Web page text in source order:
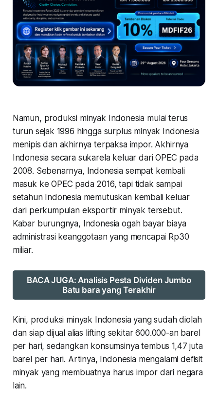
Namun, produksi minyak Indonesia mulai terus
turun sejak 1996 hingga surplus minyak Indonesia
menipis dan akhirnya terpaksa impor. Akhirnya
Indonesia secara sukarela keluar dari OPEC pada
2008. Sebenarnya, Indonesia sempat kembali
masuk ke OPEC pada 2016, tapi tidak sampai
setahun Indonesia memutuskan kembali keluar
dari perkumpulan eksportir minyak tersebut.
Kabar burungnya, Indonesia ogah bayar biaya
administrasi keanggotaan yang mencapai Rp30
miliar.
BACA JUGA: Analisis Pesta Dividen Jumbo
Batu bara yang Terakhir
Kini, produksi minyak Indonesia yang sudah diolah
dan siap dijual alias lifting sekitar 600.000-an barel
per hari, sedangkan konsumsinya tembus 1,47 juta
barel per hari. Artinya, Indonesia mengalami defisit
minyak yang membuatnya harus impor dari negara
lain.